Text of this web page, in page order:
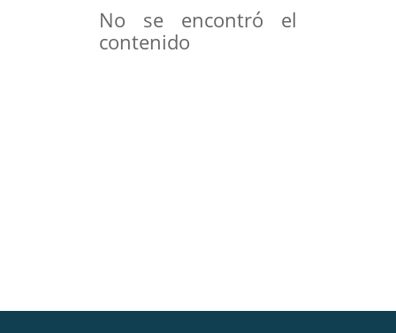
No se encontró el
contenido